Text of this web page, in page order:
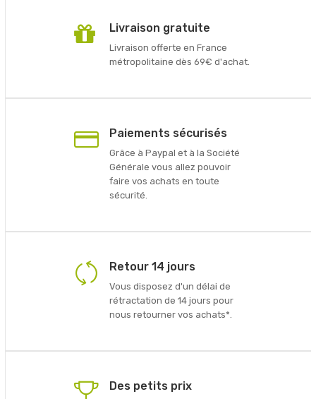
Livraison gratuite
Livraison offerte en France
métropolitaine dès 69€ d'achat.
Paiements sécurisés
Grâce à Paypal et à la Société
Générale vous allez pouvoir
faire vos achats en toute
sécurité.
Retour 14 jours
Vous disposez d'un délai de
rétractation de 14 jours pour
nous retourner vos achats*.
Des petits prix